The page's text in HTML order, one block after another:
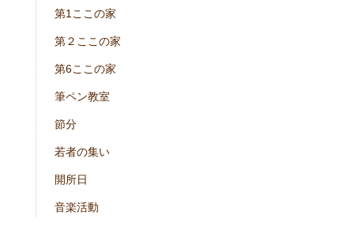
第1ここの家
第２ここの家
第6ここの家
筆ペン教室
節分
若者の集い
開所日
音楽活動